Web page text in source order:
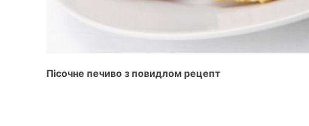
Пісочне печиво з повидлом рецепт